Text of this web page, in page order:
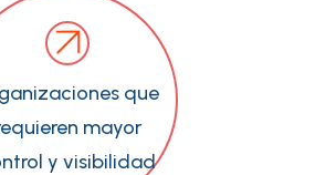
que
mayor
y visibilidad